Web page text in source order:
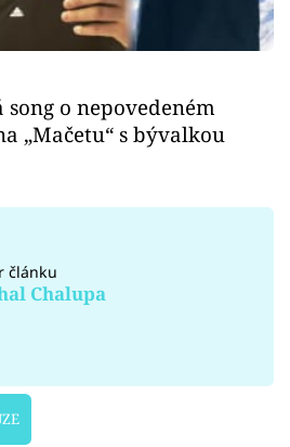
song o nepovedeném
„Mačetu“ s bývalkou
článku
Chalupa